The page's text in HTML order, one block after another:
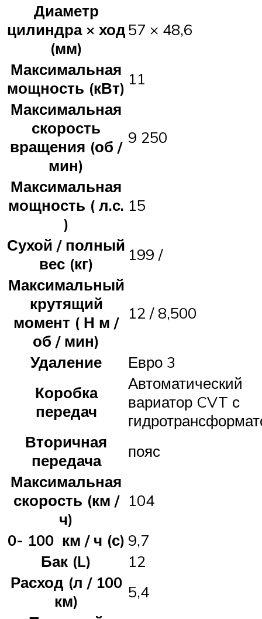
Диаметр
цилиндра × ход
(мм)
57 × 48,6
Максимальная
мощность (кВт) 11
Максимальная
скорость
вращения (об /
мин)
9 250
Максимальная
мощность ( л.с.
)
15
Сухой / полный
вес (кг)
199 /
Максимальный
крутящий
момент ( Н м /
об / мин)
12 / 8,500
Удаление
Евро 3
Коробка
передач
Автоматический
вариатор CVT с
Вторичная
передача
пояс
Максимальная
скорость (км /
ч)
104
0- 100 км / ч (с) 9,7
Бак (L)
12
Расход (л / 100
км)
5,4